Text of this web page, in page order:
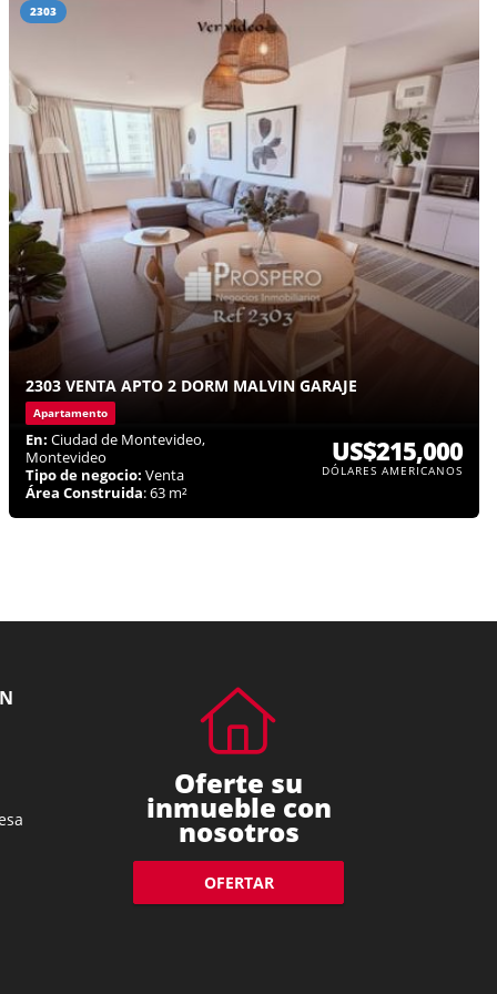
2303
2303 VENTA APTO 2 DORM MALVIN GARAJE
Apartamento
En: Ciudad de Montevideo,
Montevideo
Tipo de negocio: Venta
Área Construida: 63 m²
US$215,000
DÓLARES AMERICANOS
Oferte su
inmueble con
nosotros
OFERTAR